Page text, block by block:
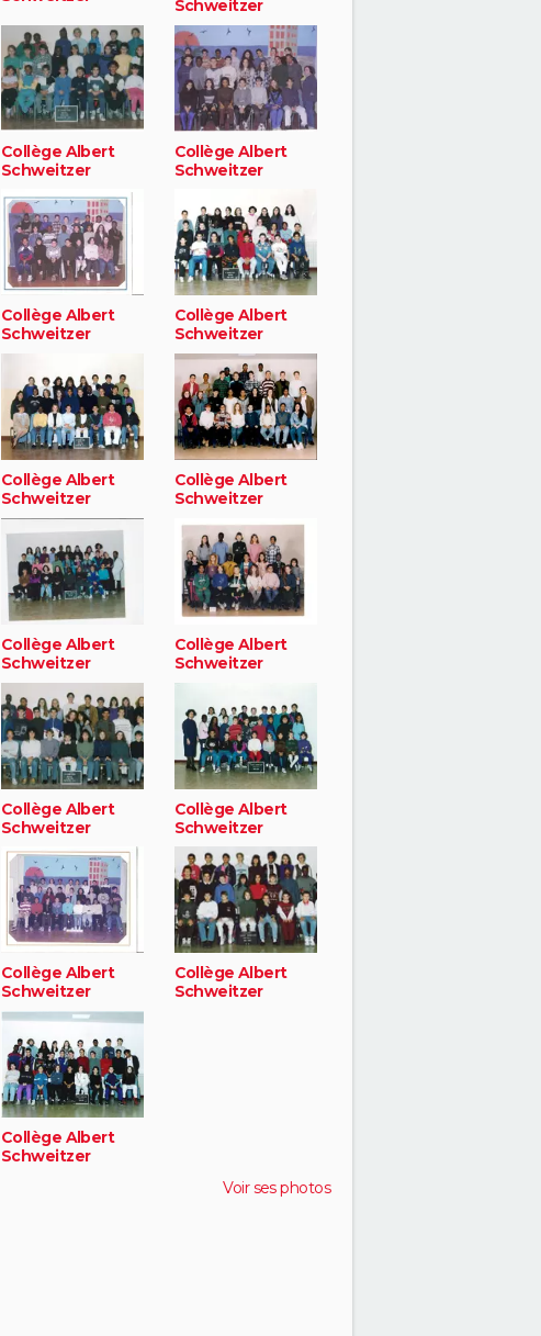
Schweitzer
Collège Albert
Schweitzer
Collège Albert
Schweitzer
Collège Albert
Schweitzer
Collège Albert
Schweitzer
Collège Albert
Schweitzer
Collège Albert
Schweitzer
Collège Albert
Schweitzer
Collège Albert
Schweitzer
Collège Albert
Schweitzer
Collège Albert
Schweitzer
Collège Albert
Schweitzer
Collège Albert
Schweitzer
Collège Albert
Schweitzer
Voir ses photos